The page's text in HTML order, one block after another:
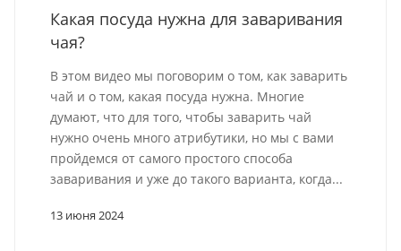
13 июня 2024
Какая посуда нужна для заваривания
чая?
В этом видео мы поговорим о том, как заварить
чай и о том, какая посуда нужна. Многие
думают, что для того, чтобы заварить чай
нужно очень много атрибутики, но мы с вами
пройдемся от самого простого способа
заваривания и уже до такого варианта, когда...